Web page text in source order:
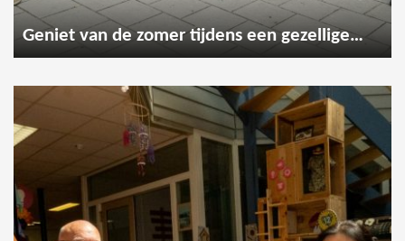
Geniet van de zomer tijdens een gezellige wandeling